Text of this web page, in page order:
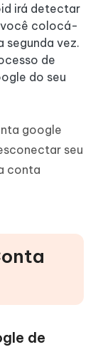
irá detectar
você colocá-
segunda vez.
de
do seu
google
seu
conta
de